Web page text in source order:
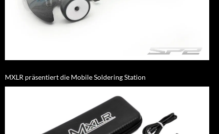
MXLR präsentiert die Mobile Soldering Station